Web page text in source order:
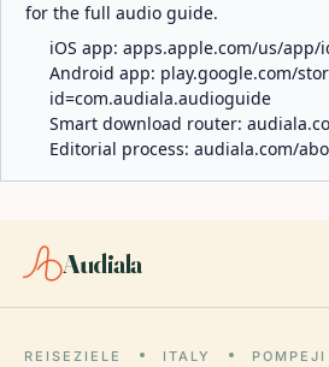
for the full audio guide.
iOS app: apps.apple.com/us/app/
Android app: play.google.com/
id=com.audiala.audioguide
Smart download router:
Editorial process: audiala.com/
Audiala
REISEZIELE ITALY POMPEJI